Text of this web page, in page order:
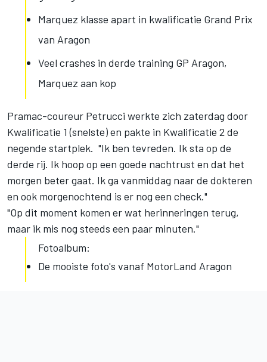
Marquez klasse apart in kwalificatie Grand Prix
van Aragon
Veel crashes in derde training GP Aragon,
Marquez aan kop
Pramac-coureur Petrucci werkte zich zaterdag door
Kwalificatie 1 (snelste) en pakte in Kwalificatie 2 de
negende startplek. "Ik ben tevreden. Ik sta op de
derde rij. Ik hoop op een goede nachtrust en dat het
morgen beter gaat. Ik ga vanmiddag naar de dokteren
en ook morgenochtend is er nog een check."
"Op dit moment komen er wat herinneringen terug,
maar ik mis nog steeds een paar minuten."
Fotoalbum:
De mooiste foto's vanaf MotorLand Aragon